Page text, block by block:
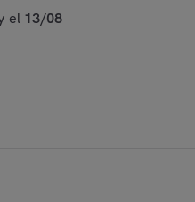
el 13/08